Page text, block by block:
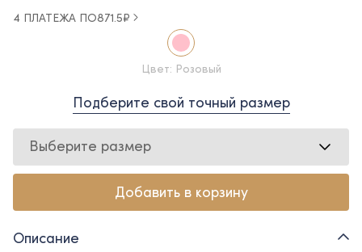
4 ПЛАТЕЖА ПО871.5₽
Цвет: Розовый
Подберите свой точный размер
Выберите размер
Добавить в корзину
Описание